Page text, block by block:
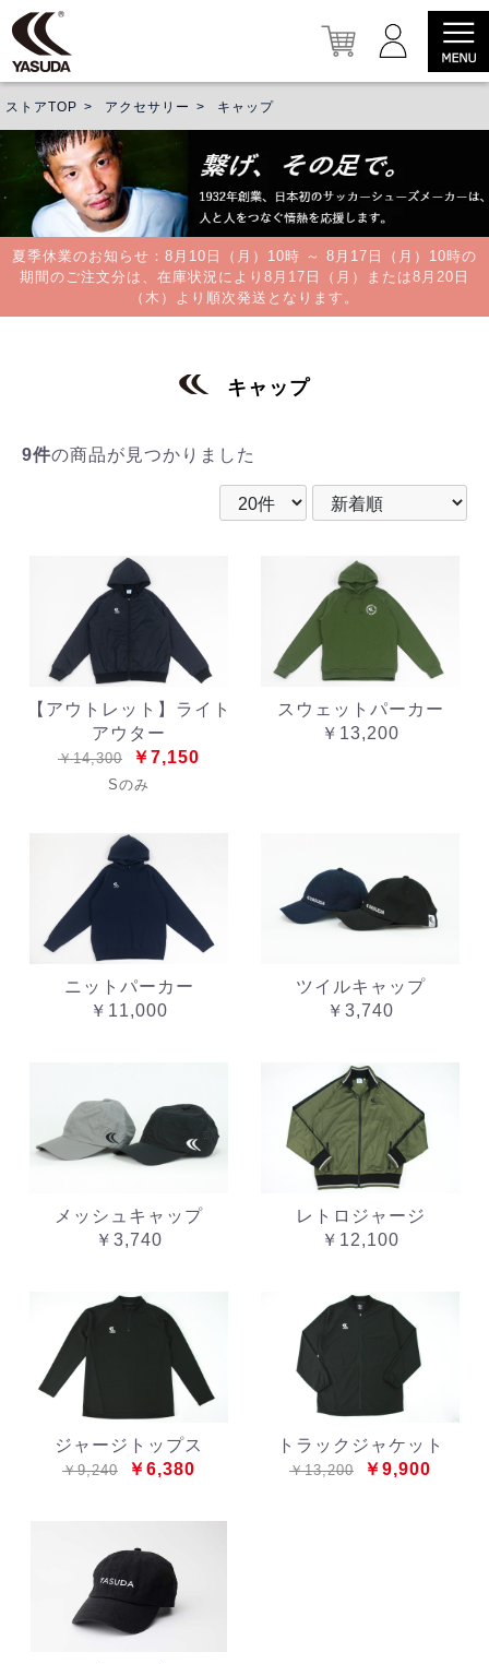
ストアTOP アクセサリー キャップ
夏季休業のお知らせ：8月10日（月）10時 ～ 8月17日（月）10時の
期間のご注文分は、在庫状況により8月17日（月）または8月20日
（木）より順次発送となります。
キャップ
9件の商品が見つかりました
【アウトレット】ライト
アウター
￥14,300 ￥7,150
Sのみ
スウェットパーカー
￥13,200
ニットパーカー
￥11,000
ツイルキャップ
￥3,740
メッシュキャップ
￥3,740
レトロジャージ
￥12,100
ジャージトップス
￥9,240 ￥6,380
トラックジャケット
￥13,200 ￥9,900